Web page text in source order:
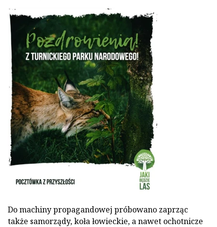
Do machiny propagandowej próbowano zaprząc
także samorządy, koła łowieckie, a nawet ochotnicze